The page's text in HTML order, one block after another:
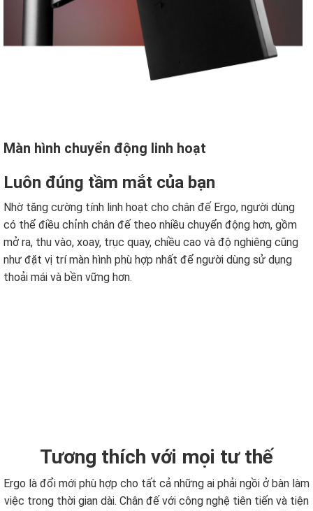
Màn hình chuyển động linh hoạt
Luôn đúng tầm mắt của bạn
Nhờ tăng cường tính linh hoạt cho chân đế Ergo, người dùng
có thể điều chỉnh chân đế theo nhiều chuyển động hơn, gồm
mở ra, thu vào, xoay, trục quay, chiều cao và độ nghiêng cũng
như đặt vị trí màn hình phù hợp nhất để người dùng sử dụng
thoải mái và bền vững hơn.
Tương thích với mọi tư thế
Ergo là đổi mới phù hợp cho tất cả những ai phải ngồi ở bàn làm
việc trong thời gian dài. Chân đế với công nghệ tiên tiến và tiện